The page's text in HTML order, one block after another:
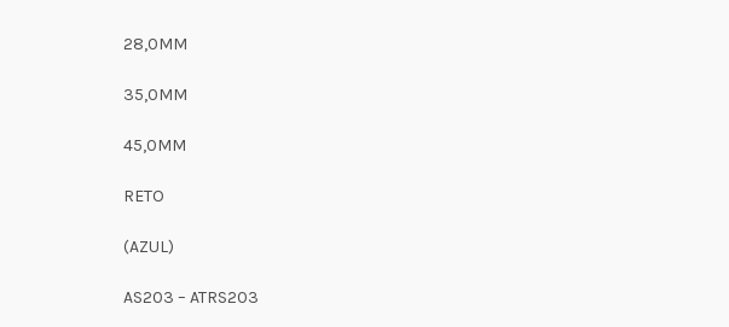
28,0MM
35,0MM
45,0MM
RETO
(AZUL)
AS203 – ATRS203